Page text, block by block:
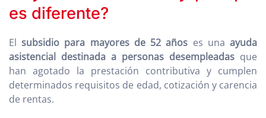
es diferente?
Elsubsidio para mayores de 52 años es unaayuda
asistencial destinada a personas desempleadas que
han agotado la prestación contributiva y cumplen
determinados requisitos de edad, cotización y carencia
de rentas.